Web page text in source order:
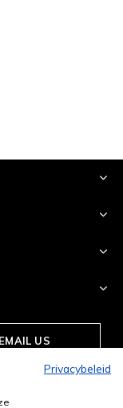
EMAIL US
Privacybeleid